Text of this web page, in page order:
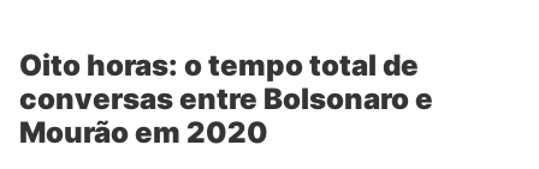
Oito horas: o tempo total de
conversas entre Bolsonaro e
Mourão em 2020